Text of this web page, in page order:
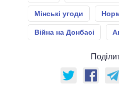
Мінські угоди
Війна на Донбасі